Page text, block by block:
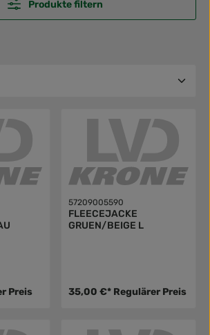
Produkte filtern
Preis
57209005590
FLEECEJACKE
GRUEN/BEIGE L
35,00 €* Regulärer Preis